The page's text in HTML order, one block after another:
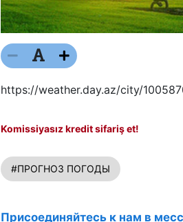
https://weather.day.az/city/
Komissiyasız kredit sifariş et!
#ПРОГНОЗ ПОГОДЫ
Присоединяйтесь к нам в